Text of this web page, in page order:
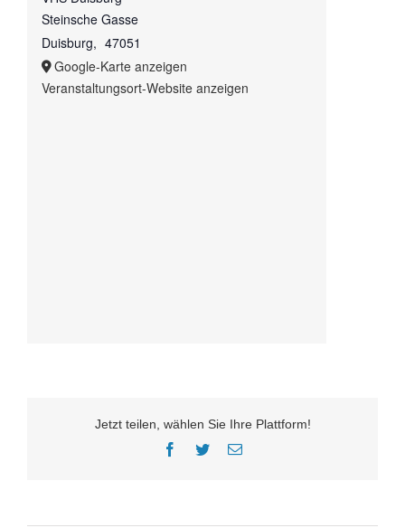
Steinsche Gasse
Duisburg, 47051
Google-Karte anzeigen
Veranstaltungsort-Website anzeigen
Jetzt teilen, wählen Sie Ihre Plattform!
Facebook
TwitterE-